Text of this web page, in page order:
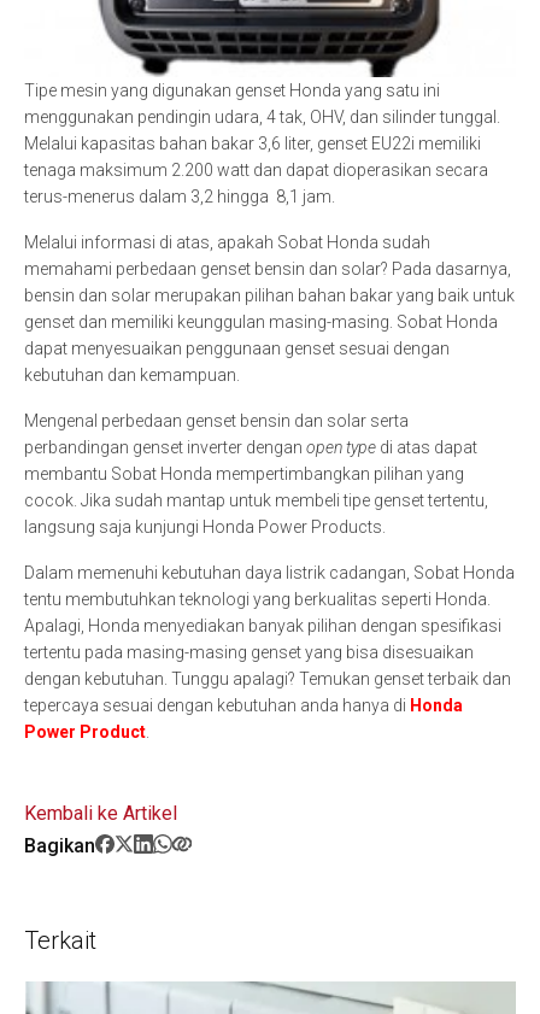
Tipe mesin yang digunakan genset Honda yang satu ini
menggunakan pendingin udara, 4 tak, OHV, dan silinder tunggal.
Melalui kapasitas bahan bakar 3,6 liter, genset EU22i memiliki
tenaga maksimum 2.200 watt dan dapat dioperasikan secara
terus-menerus dalam 3,2 hingga 8,1 jam.
Melalui informasi di atas, apakah Sobat Honda sudah
memahami perbedaan genset bensin dan solar? Pada dasarnya,
bensin dan solar merupakan pilihan bahan bakar yang baik untuk
genset dan memiliki keunggulan masing-masing. Sobat Honda
dapat menyesuaikan penggunaan genset sesuai dengan
kebutuhan dan kemampuan.
Mengenal perbedaan genset bensin dan solar serta
perbandingan genset inverter dengan open type di atas dapat
membantu Sobat Honda mempertimbangkan pilihan yang
cocok. Jika sudah mantap untuk membeli tipe genset tertentu,
langsung saja kunjungi Honda Power Products.
Dalam memenuhi kebutuhan daya listrik cadangan, Sobat Honda
tentu membutuhkan teknologi yang berkualitas seperti Honda.
Apalagi, Honda menyediakan banyak pilihan dengan spesifikasi
tertentu pada masing-masing genset yang bisa disesuaikan
dengan kebutuhan. Tunggu apalagi? Temukan genset terbaik dan
tepercaya sesuai dengan kebutuhan anda hanya di Honda
Power Product
Kembali ke Artikel
Bagikan
Terkait